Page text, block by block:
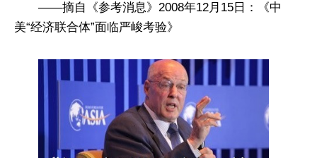
——摘自《参考消息》2008年12月15日：《中
美“经济联合体”面临严峻考验》